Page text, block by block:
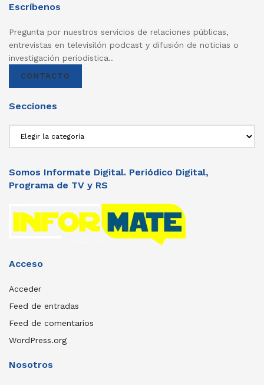
Escríbenos
Pregunta por nuestros servicios de relaciones públicas,
entrevistas en televisilón podcast y difusión de noticias o
investigación periodistica..
CONTACTO
Secciones
Somos Informate Digital. Periódico Digital,
Programa de TV y RS
Acceso
Acceder
Feed de entradas
Feed de comentarios
WordPress.org
Nosotros